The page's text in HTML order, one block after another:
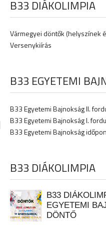
B33 DIÁKOLIMPIA
Vármegyei döntők (helyszínek
Versenykiírás
B33 EGYETEMI
B33 Egyetemi Bajnokság II.
B33 Egyetemi Bajnokság I.
B33 Egyetemi Bajnokság
B33 DIÁKOLIMPIA
B33
EGYETEMI
DÖNTŐ